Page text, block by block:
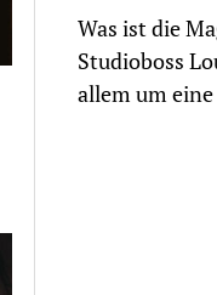
Was ist die
Studioboss
allem um